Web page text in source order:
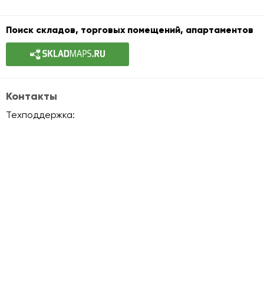
Поиск складов, торговых помещений, апартаментов
Контакты
Техподдержка: